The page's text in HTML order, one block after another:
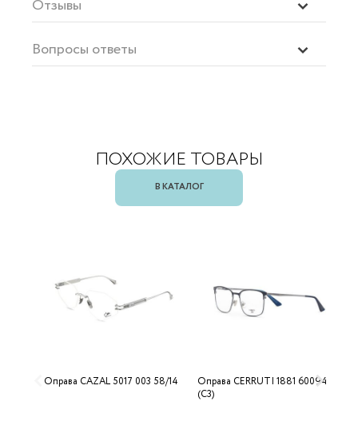
Отзывы
Вопросы ответы
ПОХОЖИЕ ТОВАРЫ
В КАТАЛОГ
Оправа CAZAL 5017 003 58/14
Оправа CERRUTI 1881 60094
(C3)